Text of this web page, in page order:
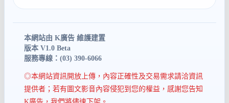
本網站由 K廣告 維護建置
版本 V1.0 Beta
服務專線：(03) 390-6066
◎本網站資訊開放上傳，內容正確性及交易需求請洽資訊
提供者；若有圖文影音內容侵犯到您的權益，感謝您告知